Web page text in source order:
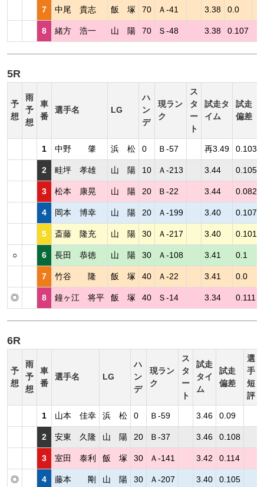
7 中尾 貴志 飯 塚 70 Ａ-41 3.38 0.0
8 緒方 浩一 山 陽 70 Ｓ-48 3.38 0.107
5R
予
想
雨
予
想
車
番
選手名 LG
ハ
ン
デ
現ラン
ク
ス
タ
ー
ト
試走タ
イム
試走
偏差
1 中野 肇 浜 松 0 Ｂ-57 再3.49 0.103
2 畦坪 孝雄 山 陽 10 Ａ-213 3.44 0.105
3 松本 康晃 山 陽 20 Ｂ-22 3.44 0.082
4 岡本 博幸 山 陽 20 Ａ-199 3.40 0.107
5 斎藤 隆充 山 陽 30 Ａ-217 3.40 0.101
○ 6 長田 恭徳 山 陽 30 Ａ-108 3.41 0.1
7 竹谷 隆 飯 塚 40 Ａ-22 3.41 0.0
◎ 8 鐘ヶ江 将平 飯 塚 40 Ｓ-14 3.34 0.111
6R
予
想
雨
予
想
車
番
選手名 LG
ハ
ン
デ
現ラン
ク
ス
タ
ー
ト
試走
タイ
ム
試走
偏差
選
手
短
評
1 山本 佳幸 浜 松 0 Ｂ-59 3.46 0.09
2 安東 久隆 山 陽 20 Ｂ-37 3.46 0.108
3 室田 泰利 飯 塚 30 Ａ-141 3.42 0.114
◎ 4 藤本 剛 山 陽 30 Ａ-207 3.40 0.105